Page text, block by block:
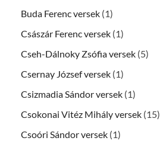
Buda Ferenc versek (1)
Császár Ferenc versek (1)
Cseh-Dálnoky Zsófia versek (5)
Csernay József versek (1)
Csizmadia Sándor versek (1)
Csokonai Vitéz Mihály versek (15)
Csoóri Sándor versek (1)